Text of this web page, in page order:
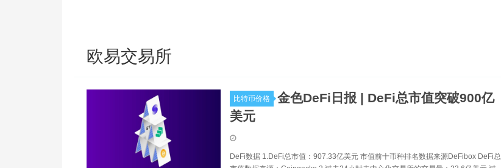
欧易交易所
比特币价格
金色DeFi日报 | DeFi总市值突破900亿
美元
DeFi数据 1.DeFi总市值：907.33亿美元 市值前十币种排名数据来源DeFibox DeFi总